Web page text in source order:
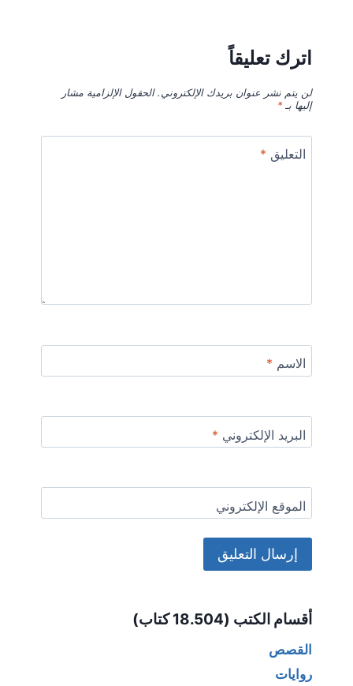
اترك تعليقاً
لن يتم نشر عنوان بريدك الإلكتروني. الحقول الإلزامية مشار
إليها بـ*
التعليق *
الاسم *
البريد الإلكتروني *
الموقع الإلكتروني
أقسام الكتب (18.504 كتاب)
القصص
روايات